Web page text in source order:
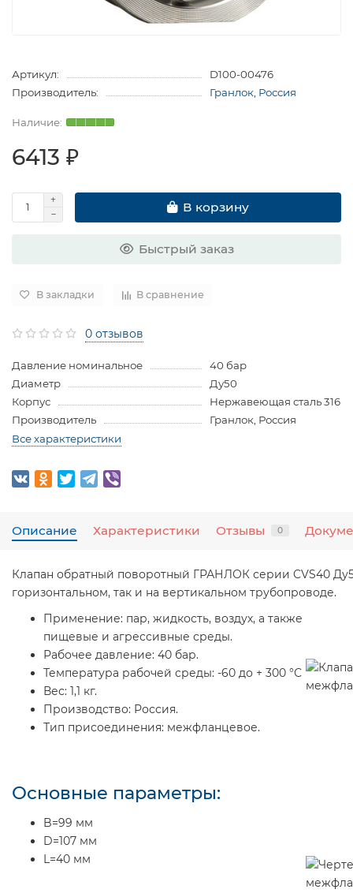
Артикул:
D100-00476
Производитель:
Гранлок, Россия
6413 ₽
В корзину
Быстрый заказ
В закладки В сравнение
0 отзывов
Давление номинальное
40 бар
Диаметр
Ду50
Корпус
Нержавеющая сталь 316
Производитель
Гранлок, Россия
Все характеристики
Описание Характеристики Отзывы 0
Клапан обратный поворотный ГРАНЛОК серии CVS40
горизонтальном, так и на вертикальном трубопроводе.
Применение: пар, жидкость, воздух, а также
пищевые и агрессивные среды.
Рабочее давление: 40 бар.
Температура рабочей среды: -60 до + 300 °С
Вес: 1,1 кг.
Производство: Россия.
Тип присоединения: межфланцевое.
Основные параметры:
B=99 мм
D=107 мм
L=40 мм